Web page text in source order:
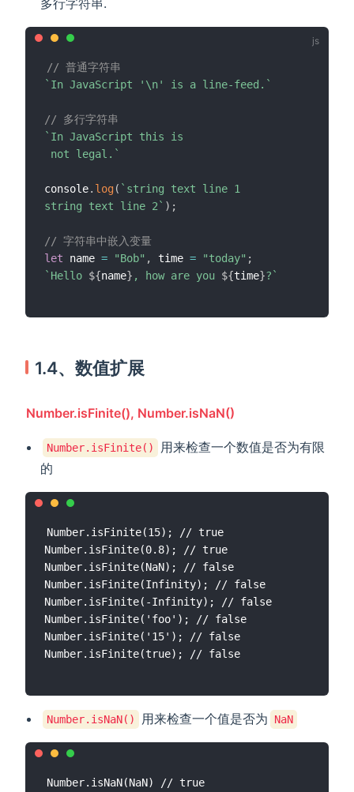
多行字符串.
// 普通字符串
` In JavaScript '\n' is a line-feed. `
// 多行字符串
` In JavaScript this is
not legal. `
console. log( ` string text line 1
string text line 2 ` ) ;
// 字符串中嵌入变量
let name = "Bob" , time = "today" ;
` Hello ${name} , how are you ${time}? `
1.4、数值扩展
Number.isFinite(), Number.isNaN()
Number.isFinite()
用来检查一个数值是否为有限
的
Number.isFinite(15); // true
Number.isFinite(0.8); // true
Number.isFinite(NaN); // false
Number.isFinite(Infinity); // false
Number.isFinite(-Infinity); // false
Number.isFinite('foo'); // false
Number.isFinite('15'); // false
Number.isNaN() 用来检查一个值是否为 NaN
Number.isNaN(NaN) // true